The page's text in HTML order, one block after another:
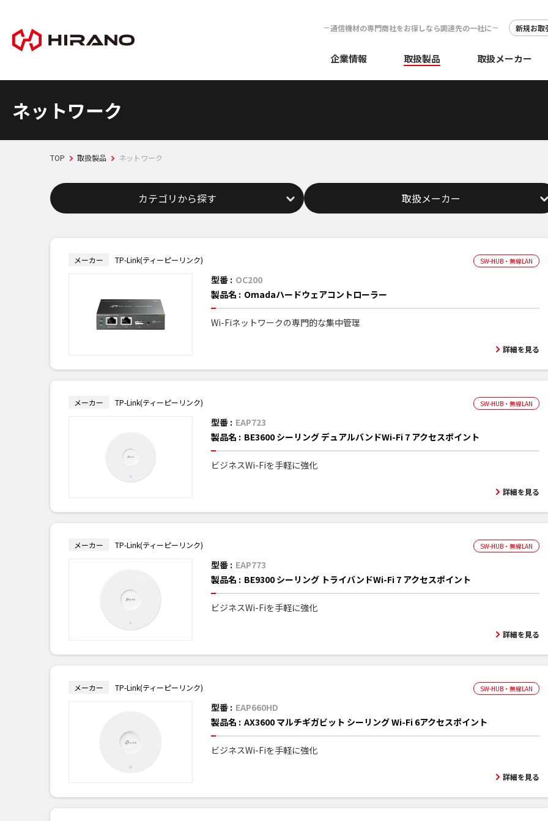
通信機材の専門商社をお探しなら調達先の一社に 新規お取
企業情報 取扱製品 取扱メーカー
ネットワーク
TOP 取扱製品 ネットワーク
カテゴリから探す 取扱メーカー
メーカー TP-Link(ティーピーリンク) SW-HUB・無線LAN
型番 : OC200
製品名 : Omadaハードウェアコントローラー
Wi-Fiネットワークの専門的な集中管理
詳細を見る
メーカー TP-Link(ティーピーリンク) SW-HUB・無線LAN
型番 : EAP723
製品名 : BE3600 シーリング デュアルバンドWi-Fi 7 アクセスポイント
ビジネスWi-Fiを手軽に強化
詳細を見る
メーカー TP-Link(ティーピーリンク) SW-HUB・無線LAN
型番 : EAP773
製品名 : BE9300 シーリング トライバンドWi-Fi 7 アクセスポイント
ビジネスWi-Fiを手軽に強化
詳細を見る
メーカー TP-Link(ティーピーリンク) SW-HUB・無線LAN
型番 : EAP660HD
製品名 : AX3600 マルチギガビット シーリング Wi-Fi 6アクセスポイント
ビジネスWi-Fiを手軽に強化
詳細を見る